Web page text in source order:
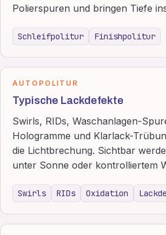
Polierspuren und bringen Tiefe
Schleifpolitur Finishpolitur
AUTOPOLITUR
Typische Lackdefekte
Swirls, RIDs, Waschanlagen-
Hologramme und Klarlack-
die Lichtbrechung. Sichtbar
unter Sonne oder kontrolliertem
Swirls RIDs Oxidation